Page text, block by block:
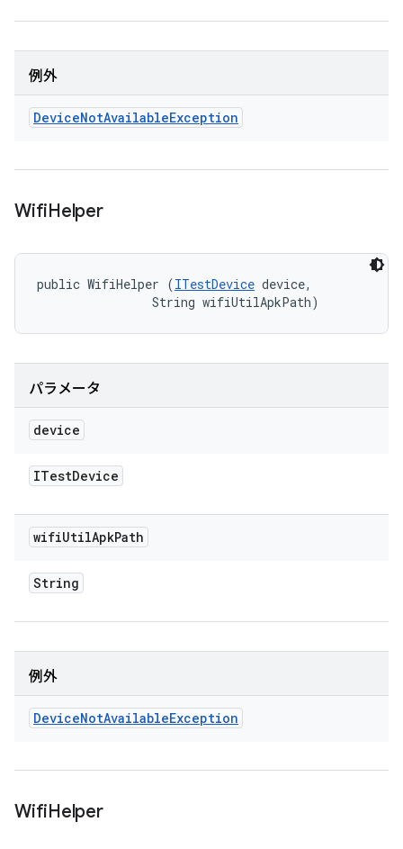
例外
DeviceNotAvailableException
WifiHelper
public WifiHelper (ITestDevice device,
                String wifiUtilApkPath)
パラメータ
device
ITestDevice
wifiUtilApkPath
String
例外
DeviceNotAvailableException
WifiHelper